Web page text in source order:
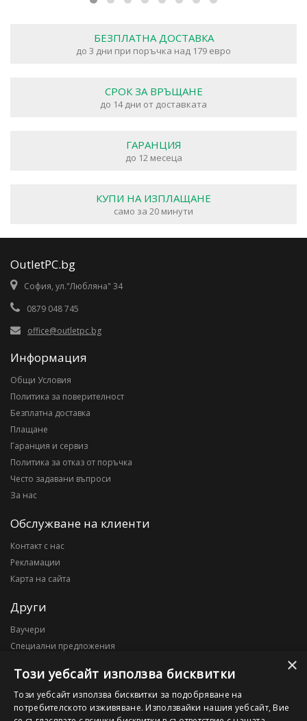
БЕЗПЛАТНА ДОСТАВКА
до 3 дни при поръчка над 179 евро
СРОК ЗА ВРЪЩАНЕ
до 14 дни от доставката
ГАРАНЦИЯ
до 12 месеца
КУПИ НА ИЗПЛАЩАНЕ
само за 20 минути
OutletPC.bg
София, ул."Любляна" 34
0879 048 745
office@outletpc.bg
Информация
Общи Условия
Политика за поверителност
Безплатна доставка
Плащане
Гаранция и сервиз
Политика за отказ от поръчка
Често задавани въпроси
За нас
Обслужване на клиенти
Контакт с нас
Рекламации
Карта на сайта
Други
Ваучери
Специални предложения
Моят профил
Моят профил
×
Този уебсайт използва бисквитки
Този уебсайт използва бисквитки за подобряване на
потребителското изживяване. Използвайки нашия уебсайт, Вие